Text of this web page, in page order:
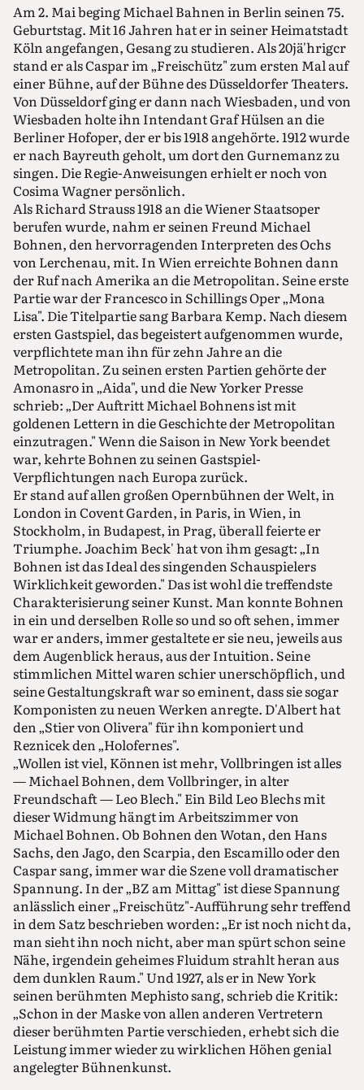
Am 2. Mai beging Michael Bahnen in Berlin seinen 75.
Geburtstag. Mit 16 Jahren hat er in seiner Heimatstadt
Köln angefangen, Gesang zu studieren. Als 20jä'hrigcr
stand er als Caspar im „Freischütz" zum ersten Mal auf
einer Bühne, auf der Bühne des Düsseldorfer Theaters.
Von Düsseldorf ging er dann nach Wiesbaden, und von
Wiesbaden holte ihn Intendant Graf Hülsen an die
Berliner Hofoper, der er bis 1918 angehörte. 1912 wurde
er nach Bayreuth geholt, um dort den Gurnemanz zu
singen. Die Regie-Anweisungen erhielt er noch von
Cosima Wagner persönlich.
Als Richard Strauss 1918 an die Wiener Staatsoper
berufen wurde, nahm er seinen Freund Michael
Bohnen, den hervorragenden Interpreten des Ochs
von Lerchenau, mit. In Wien erreichte Bohnen dann
der Ruf nach Amerika an die Metropolitan. Seine erste
Partie war der Francesco in Schillings Oper „Mona
Lisa". Die Titelpartie sang Barbara Kemp. Nach diesem
ersten Gastspiel, das begeistert aufgenommen wurde,
verpflichtete man ihn für zehn Jahre an die
Metropolitan. Zu seinen ersten Partien gehörte der
Amonasro in „Aida", und die New Yorker Presse
schrieb: „Der Auftritt Michael Bohnens ist mit
goldenen Lettern in die Geschichte der Metropolitan
einzutragen." Wenn die Saison in New York beendet
war, kehrte Bohnen zu seinen Gastspiel-
Verpflichtungen nach Europa zurück.
Er stand auf allen großen Opernbühnen der Welt, in
London in Covent Garden, in Paris, in Wien, in
Stockholm, in Budapest, in Prag, überall feierte er
Triumphe. Joachim Beck' hat von ihm gesagt: „In
Bohnen ist das Ideal des singenden Schauspielers
Wirklichkeit geworden." Das ist wohl die treffendste
Charakterisierung seiner Kunst. Man konnte Bohnen
in ein und derselben Rolle so und so oft sehen, immer
war er anders, immer gestaltete er sie neu, jeweils aus
dem Augenblick heraus, aus der Intuition. Seine
stimmlichen Mittel waren schier unerschöpflich, und
seine Gestaltungskraft war so eminent, dass sie sogar
Komponisten zu neuen Werken anregte. D'Albert hat
den „Stier von Olivera" für ihn komponiert und
Reznicek den „Holofernes".
„Wollen ist viel, Können ist mehr, Vollbringen ist alles
— Michael Bohnen, dem Vollbringer, in alter
Freundschaft — Leo Blech." Ein Bild Leo Blechs mit
dieser Widmung hängt im Arbeitszimmer von
Michael Bohnen. Ob Bohnen den Wotan, den Hans
Sachs, den Jago, den Scarpia, den Escamillo oder den
Caspar sang, immer war die Szene voll dramatischer
Spannung. In der „BZ am Mittag" ist diese Spannung
anlässlich einer „Freischütz"-Aufführung sehr treffend
in dem Satz beschrieben worden: „Er ist noch nicht da,
man sieht ihn noch nicht, aber man spürt schon seine
Nähe, irgendein geheimes Fluidum strahlt heran aus
dem dunklen Raum." Und 1927, als er in New York
seinen berühmten Mephisto sang, schrieb die Kritik:
„Schon in der Maske von allen anderen Vertretern
dieser berühmten Partie verschieden, erhebt sich die
Leistung immer wieder zu wirklichen Höhen genial
angelegter Bühnenkunst.